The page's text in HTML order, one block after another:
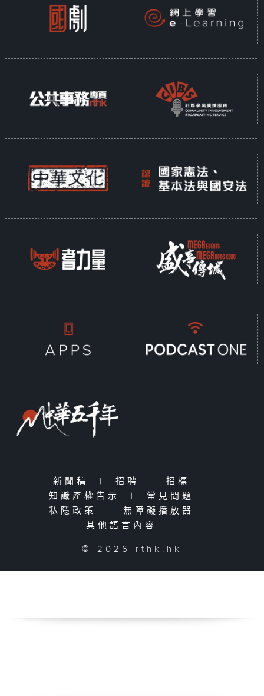
新聞稿 | 招聘 | 招標
|
知識產權告示
| 常見問題
|
私隱政策
| 無障礙播放器
|
其他語言內容
|
© 2026 rthk.hk